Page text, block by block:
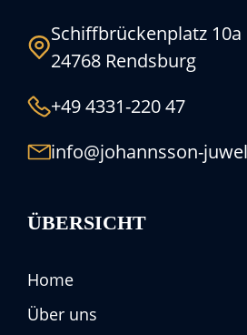
Schiffbrückenplatz 10a
24768 Rendsburg
+49 4331-220 47
info@johannsson-
ÜBERSICHT
Home
Über uns